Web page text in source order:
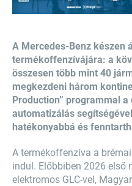
A Mercedes-Benz készen
termékoffenzívájára: a
összesen több mint 40
megkezdeni három
Production” programmal
automatizálás
hatékonyabbá és
A termékoffenzíva a
indul. Előbbiben 2026 első
elektromos GLC-vel,